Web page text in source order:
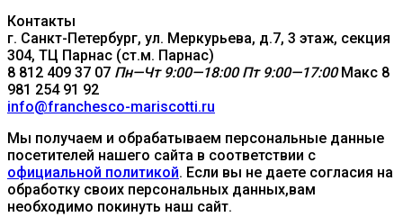
Контакты
г. Санкт-Петербург, ул. Меркурьева, д.7, 3 этаж, секция
304, ТЦ Парнас (ст.м. Парнас)
8 812 409 37 07 Пн—Чт 9:00—18:00 Пт 9:00—17:00Макс 8
981 254 91 92
info@franchesco-mariscotti.ru
Мы получаем и обрабатываем персональные данные
посетителей нашего сайта в соответствии с
официальной политикой. Если вы не даете согласия на
обработку своих персональных данных,вам
необходимо покинуть наш сайт.